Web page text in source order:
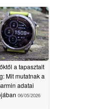
a tapasztalt
Mit mutatnak a
adatai
06/05/2026